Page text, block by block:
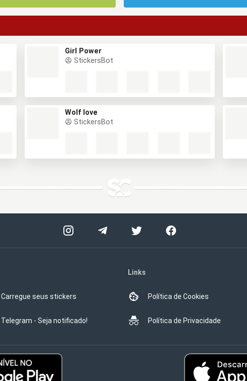
Girl Power
StickersBot
Wolf love
StickersBot
Carregue seus stickers
Telegram - Seja notificado!
Links
Política de Cookies
Política de Privacidade